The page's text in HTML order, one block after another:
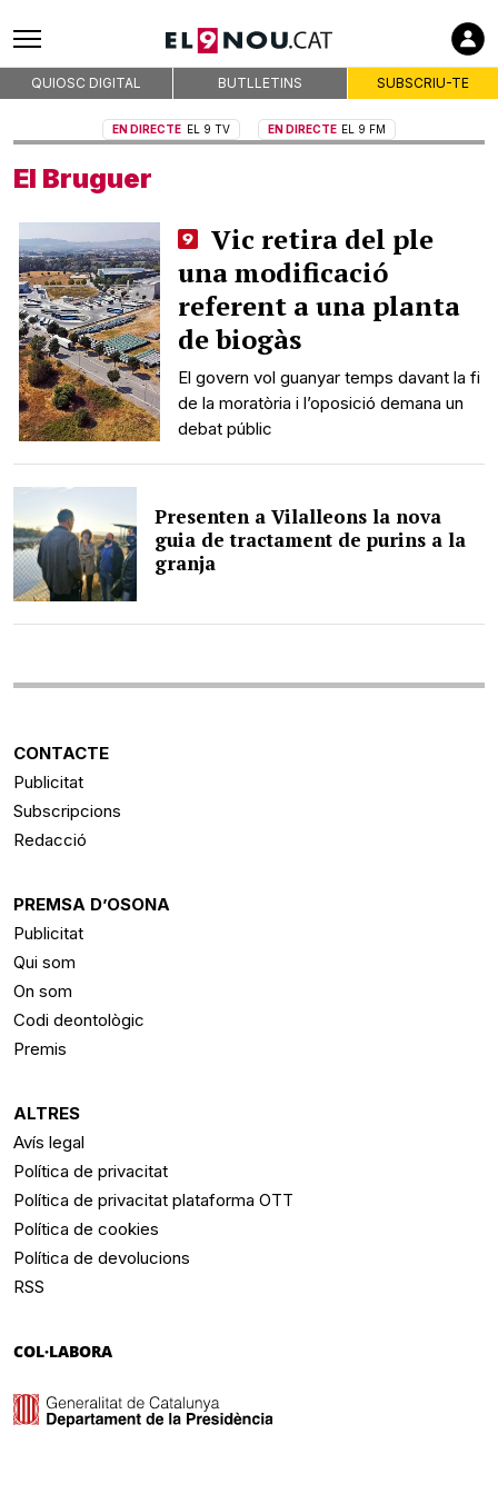
Codi deontològic
Premis
Contacte
Avís legal
Política de cookies
RSS
QUIOSC DIGITAL BUTLLETINS SUBSCRIU-TE
EN DIRECTE EL 9 TV EN DIRECTE EL 9 FM
El Bruguer
Vic retira del ple
una modificació
referent a una planta
de biogàs
El govern vol guanyar temps davant la fi
de la moratòria i l’oposició demana un
debat públic
Presenten a Vilalleons la nova
guia de tractament de purins a la
granja
CONTACTE
Publicitat
Subscripcions
Redacció
PREMSA D’OSONA
Publicitat
Qui som
On som
Codi deontològic
Premis
ALTRES
Avís legal
Política de privacitat
Política de privacitat plataforma OTT
Política de cookies
Política de devolucions
RSS
COL·LABORA